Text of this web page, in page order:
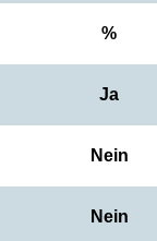
%
Ja
Nein
Nein